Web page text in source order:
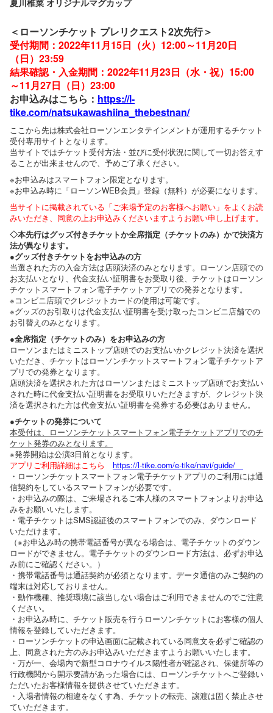
＜ローソンチケット プレリクエスト2次先行＞
受付期間：2022年11月15日（火）12:00～11月20日
（日）23:59
結果確認・入金期間：2022年11月23日（水・祝）15:00
～11月27日（日）23:00
お申込みはこちら： https://l-
tike.com/natsukawashiina_thebestnan/
ここから先は株式会社ローソンエンタテインメントが運用するチケット
受付専用サイトとなります。
当サイトではチケット受付方法・並びに受付状況に関して一切お答えす
ることが出来ませんので、予めご了承ください。
※お申込みはスマートフォン限定となります。
※お申込み時に「ローソンWEB会員」登録（無料）が必要になります。
当サイトに掲載されている「ご来場予定のお客様へお願い」をよくお読
みいただき、同意の上お申込みくださいますようお願い申し上げます。
◇本先行はグッズ付きチケットか全席指定（チケットのみ）かで決済方
法が異なります。
●グッズ付きチケットをお申込みの方
当選された方の入金方法は店頭決済のみとなります。ローソン店頭での
お支払いとなり、代金支払い証明書をお受取り後、チケットはローソン
チケットスマートフォン電子チケットアプリでの発券となります。
※コンビニ店頭でクレジットカードの使用は可能です。
※グッズのお引取りは代金支払い証明書を受け取ったコンビニ店舗での
お引替えのみとなります。
●全席指定（チケットのみ）をお申込みの方
ローソンまたはミニストップ店頭でのお支払いかクレジット決済を選択
いただき、チケットはローソンチケットスマートフォン電子チケットア
プリでの発券となります。
店頭決済を選択された方はローソンまたはミニストップ店頭でお支払い
された時に代金支払い証明書をお受取りいただきますが、クレジット決
済を選択された方は代金支払い証明書を発券する必要はありません。
●チケットの発券について
本受付は、ローソンチケットスマートフォン電子チケットアプリでのチ
ケット発券のみとなります。
※発券開始は公演3日前となります。
アプリご利用詳細はこちら
https://l-tike.com/e-tike/navi/guide/
・ローソンチケットスマートフォン電子チケットアプリのご利用には通
信契約をしているスマートフォンが必要です。
・お申込みの際は、ご来場されるご本人様のスマートフォンよりお申込
みをお願いいたします。
・電子チケットはSMS認証後のスマートフォンでのみ、ダウンロード
いただけます。
（※お申込み時の携帯電話番号が異なる場合は、電子チケットのダウン
ロードができません。電子チケットのダウンロード方法は、必ずお申込
み前にご確認ください。）
・携帯電話番号は通話契約が必須となります。データ通信のみご契約の
端末は対応しておりません。
・動作機種、推奨環境に該当しない場合はご利用できませんのでご注意
ください。
・お申込み時に、チケット販売を行うローソンチケットにお客様の個人
情報を登録していただきます。
・ローソンチケットの申込画面に記載されている同意文を必ずご確認の
上、同意された方のみお申込みいただきますようお願いいたします。
・万が一、会場内で新型コロナウイルス陽性者が確認され、保健所等の
行政機関から開示要請があった場合には、ローソンチケットへご登録い
ただいたお客様情報を提供させていただきます。
・入場者情報の相違をなくす為、チケットの転売、譲渡は固く禁止させ
ていただきます。